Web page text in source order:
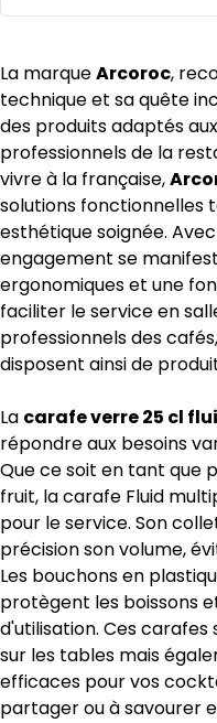
La marqueArcoroc,
technique et sa quête
des produits adaptés
professionnels de la
vivre à la française,
solutions fonctionnelles
esthétique soignée.
engagement se
ergonomiques et une
faciliter le service en
professionnels des
disposent ainsi de
La carafe verre 25 cl
répondre aux besoins
Que ce soit en tant que
fruit, la carafe Fluid
pour le service. Son
précision son volume,
Les bouchons en
protègent les boissons
d'utilisation. Ces
sur les tables mais
efficaces pour vos
partager ou à savourer